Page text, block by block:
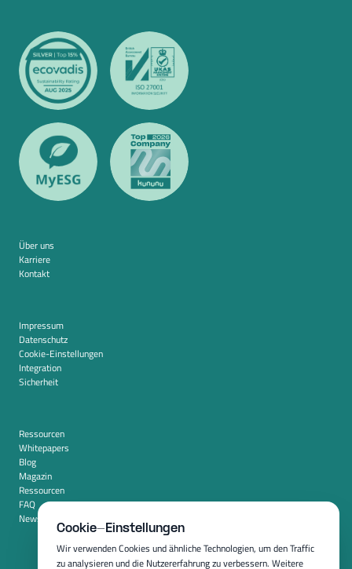
Über uns
Karriere
Kontakt
Impressum
Datenschutz
Cookie-Einstellungen
Integration
Sicherheit
Ressourcen
Whitepapers
Blog
Magazin
Ressourcen
FAQ
Newsroom
Cookie-Einstellungen
Wir verwenden Cookies und ähnliche Technologien, um den Traffic
zu analysieren und die Nutzererfahrung zu verbessern. Weitere